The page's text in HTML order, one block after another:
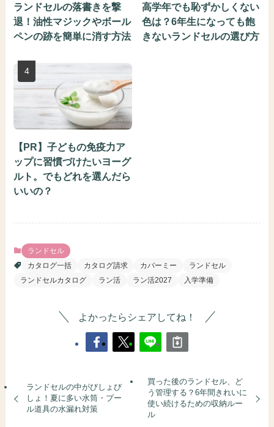
ランドセルの落書きを撃
退！油性マジックやボール
ペンの跡を簡単に消す方法
高学年でも恥ずかしくない
色は？6年生になっても飽
きないランドセルの選び方
【PR】子どもの免疫力ア
ップに習慣づけたいヨーグ
ルト。でもどれを選んだら
いいの？
ランドセル
カタログ一括
カタログ請求 カバーミー
ランドセル
ランドセルカタログ
ラン活 ラン活2027 入学準備
よかったらシェアしてね！
ランドセルの中がびしょび
しょ！夏に多い水筒・プー
ル道具の水漏れ対策
買った後のランドセル、ど
う管理する？6年間きれいに
使い続けるための収納ルー
ル